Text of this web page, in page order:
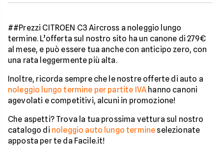
##Prezzi CITROEN C3 Aircross a noleggio lungo
termine. L’offerta sul nostro sito ha un canone di 279€
al mese, e può essere tua anche con anticipo zero, con
una rata leggermente più alta.
Inoltre, ricorda sempre che le nostre offerte di auto a
noleggio lungo termine per partite IVA hanno canoni
agevolati e competitivi, alcuni in promozione!
Che aspetti? Trova la tua prossima vettura sul nostro
catalogo di noleggio auto lungo termine selezionate
apposta per te da Facile.it!